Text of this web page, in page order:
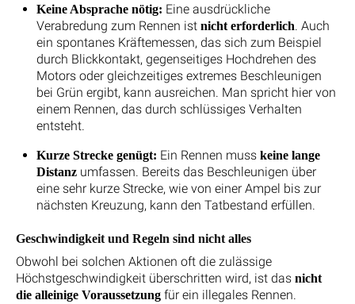
Keine Absprache nötig: Eine ausdrückliche
Verabredung zum Rennen ist nicht erforderlich. Auch
ein spontanes Kräftemessen, das sich zum Beispiel
durch Blickkontakt, gegenseitiges Hochdrehen des
Motors oder gleichzeitiges extremes Beschleunigen
bei Grün ergibt, kann ausreichen. Man spricht hier von
einem Rennen, das durch schlüssiges Verhalten
entsteht.
Kurze Strecke genügt: Ein Rennen muss keine lange
Distanzumfassen. Bereits das Beschleunigen über
eine sehr kurze Strecke, wie von einer Ampel bis zur
nächsten Kreuzung, kann den Tatbestand erfüllen.
Geschwindigkeit und Regeln sind nicht alles
Obwohl bei solchen Aktionen oft die zulässige
Höchstgeschwindigkeit überschritten wird, ist das nicht
die alleinige Voraussetzung für ein illegales Rennen.